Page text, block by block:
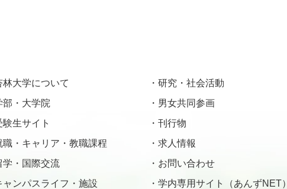
林大学について
部・大学院
験生サイト
職・キャリア・教職課程
学・国際交流
ャンパスライフ・施設
研究・社会活動
男女共同参画
刊行物
求人情報
お問い合わせ
学内専用サイト（あんずNET）